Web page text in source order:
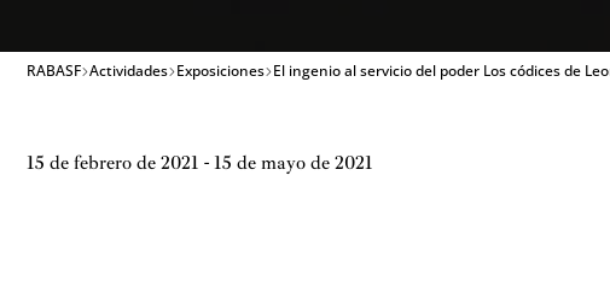
RABASF Actividades Exposiciones El ingenio al servicio del poder Los códices de
15 de febrero de 2021 - 15 de mayo de 2021